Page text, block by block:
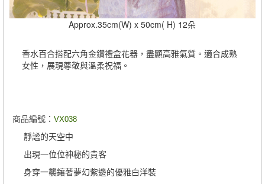
Approx.35cm(W) x 50cm( H) 12朵
香水百合搭配六角金鑽禮盒花器，盡顯高雅氣質。適合成熟
女性，展現尊敬與溫柔祝福。
商品編號：VX038
靜謐的天空中
出現一位位神秘的貴客
身穿一襲鑲著夢幻紫邊的優雅白洋裝